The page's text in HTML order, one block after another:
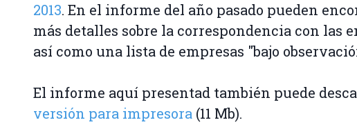
2013. En el informe del año pasado pueden
más detalles sobre la correspondencia con las
así como una lista de empresas "bajo
El informe aquí presentad también puede
versión para impresora (11 Mb).